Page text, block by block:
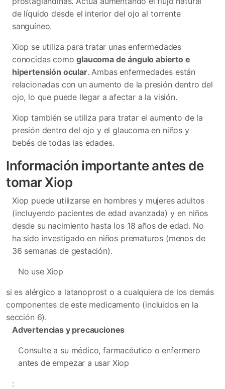
de líquido desde el interior del ojo al torrente
sanguíneo.
Xiop se utiliza para tratar unas enfermedades
conocidas comoglaucoma de ángulo abierto e
hipertensión ocular. Ambas enfermedades están
relacionadas con un aumento de la presión dentro del
ojo, lo que puede llegar a afectar a la visión.
Xiop también se utiliza para tratar el aumento de la
presión dentro del ojo y el glaucoma en niños y
bebés de todas las edades.
Información importante antes de
tomar Xiop
Xiop puede utilizarse en hombres y mujeres adultos
(incluyendo pacientes de edad avanzada) y en niños
desde su nacimiento hasta los 18 años de edad. No
ha sido investigado en niños prematuros (menos de
36 semanas de gestación).
No use Xiop
si es alérgico a latanoprost o a cualquiera de los demás
componentes de este medicamento (incluidos en la
sección 6).
Advertencias y precauciones
Consulte a su médico, farmacéutico o enfermero
antes de empezar a usar Xiop
: